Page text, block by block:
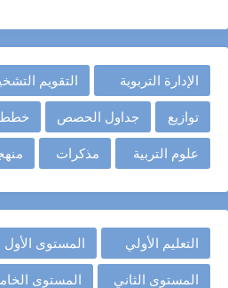
الإدارة التربوية التقويم
توازيع جداول الحصص خطط
علوم التربية مذكرات
التعليم الأولي المستوى الأول
المستوى الثاني المستوى